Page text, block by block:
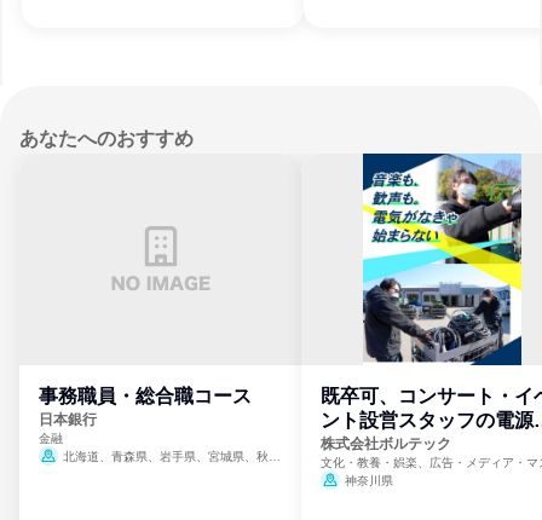
あなたへのおすすめ
事務職員・総合職コース
日本銀行
金融
北海道、青森県、岩手県、宮城県、秋田
既卒可、コンサート・イ
ント設営スタッフの電源
門
株式会社ボルテック
文化・教養・娯楽、広告・メディア・マ
ミ、電力・ガス・水道・エネルギー
神奈川県